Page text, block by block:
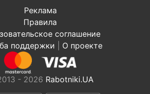
Реклама
Правила
соглашение
поддержки
О проекте
- 2026 Rabotniki.UA